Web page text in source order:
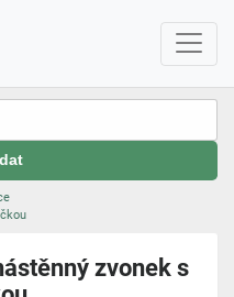
zvonek s